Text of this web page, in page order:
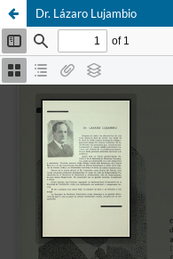
Dr. Lázaro Lujambio